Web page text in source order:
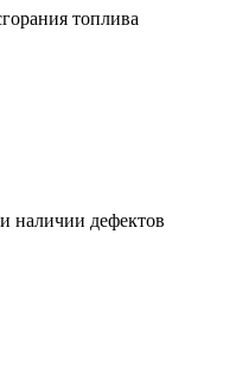
топлива
наличии дефектов